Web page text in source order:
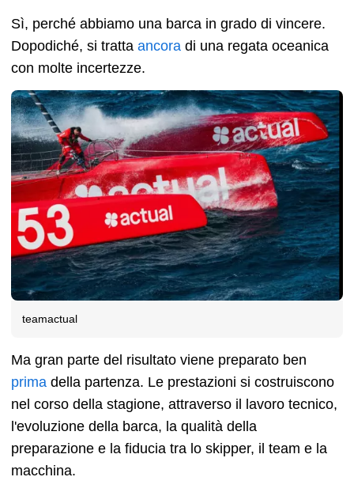
Sì, perché abbiamo una barca in grado di vincere.
Dopodiché, si tratta ancora di una regata oceanica
con molte incertezze.
teamactual
Ma gran parte del risultato viene preparato ben
prima della partenza. Le prestazioni si costruiscono
nel corso della stagione, attraverso il lavoro tecnico,
l'evoluzione della barca, la qualità della
preparazione e la fiducia tra lo skipper, il team e la
macchina.